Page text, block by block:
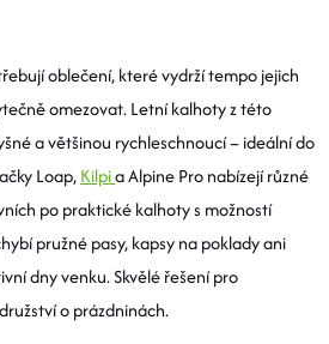
oblečení, které vydrží tempo jejich
omezovat. Letní kalhoty z této
a většinou rychleschnoucí – ideální do
Loap,Kilpia Alpine Pro nabízejí různé
po praktické kalhoty s možností
pružné pasy, kapsy na poklady ani
dny venku. Skvělé řešení pro
o prázdninách.